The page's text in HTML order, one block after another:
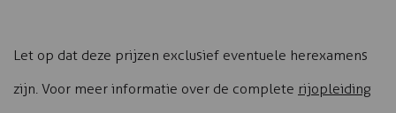
Let op dat deze prijzen exclusief eventuele herexamens
zijn. Voor meer informatie over de complete rijopleiding